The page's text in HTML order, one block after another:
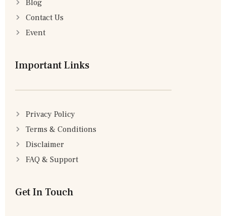
Blog
Contact Us
Event
Important Links
Privacy Policy
Terms & Conditions
Disclaimer
FAQ & Support
Get In Touch